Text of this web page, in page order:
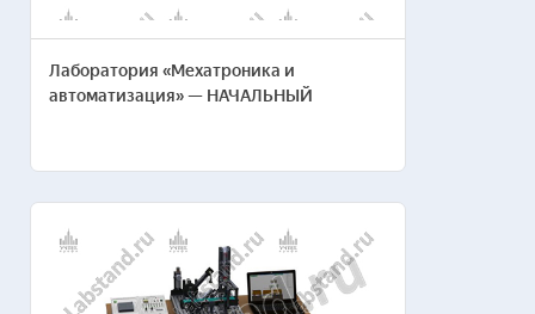
Лаборатория «Мехатроника и
автоматизация» — НАЧАЛЬНЫЙ